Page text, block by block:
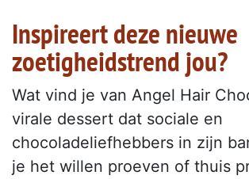
Inspireert deze nieuwe
zoetigheidstrend jou?
Wat vind je van Angel Hair
virale dessert dat sociale en
chocoladeliefhebbers in zijn
je het willen proeven of thuis